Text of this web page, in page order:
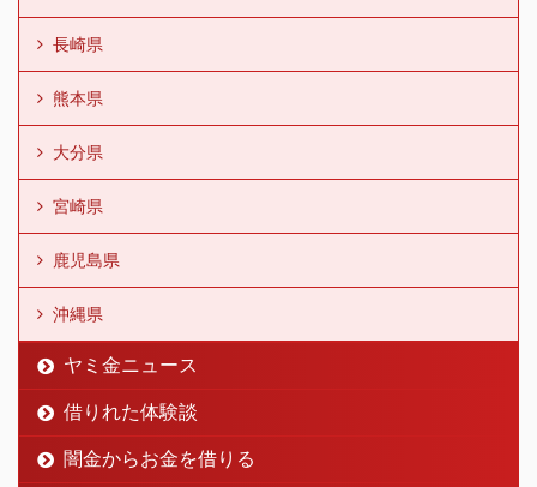
長崎県
熊本県
大分県
宮崎県
鹿児島県
沖縄県
ヤミ金ニュース
借りれた体験談
闇金からお金を借りる